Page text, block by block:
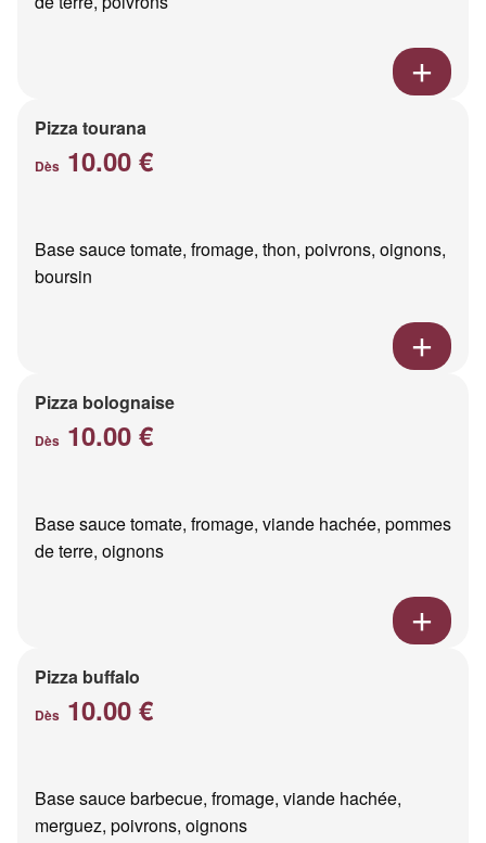
Pizza tourana
Dès 10.00 €
Base sauce tomate, fromage, thon, poivrons, oignons,
boursin
Pizza bolognaise
Dès 10.00 €
Base sauce tomate, fromage, viande hachée, pommes
de terre, oignons
Pizza buffalo
Dès 10.00 €
Base sauce barbecue, fromage, viande hachée,
merguez, poivrons, oignons